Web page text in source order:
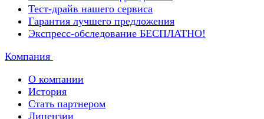
Тест-драйв нашего сервиса
Гарантия лучшего предложения
Экспресс-обследование БЕСПЛАТНО!
Компания
О компании
История
Стать партнером
Лицензии